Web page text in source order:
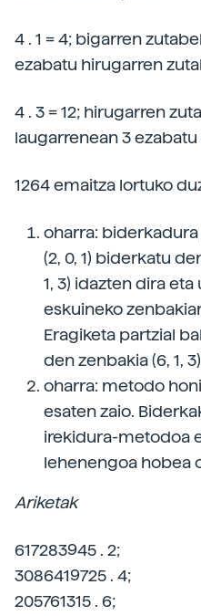
4 . 1 = 4; bigarren
ezabatu hirugarren
4 . 3 = 12; hirugarren
laugarrenean 3 ezabatu
1264 emaitza lortuko
oharra:
(2, 0, 1) biderkatu
1, 3) idazten dira
eskuineko
Eragiketa partzial
den zenbakia (6, 1,
oharra: metodo
esaten zaio.
irekidura-metodoa
lehenengoa hobea
Ariketak
617283945 . 2;
3086419725 . 4;
205761315 . 6;